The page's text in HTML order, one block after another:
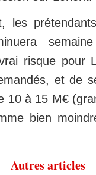
risque pour
et de
10 à 15 M€
bien
Autres articles